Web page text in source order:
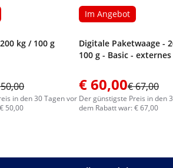
kg / 100 g
in den 30 Tagen vor
50,00
Im Angebot
Digitale Paketwaage -
100 g - Basic - externes
€ 60,00€ 67,00
Der günstigste Preis in den
dem Rabatt war: € 67,00